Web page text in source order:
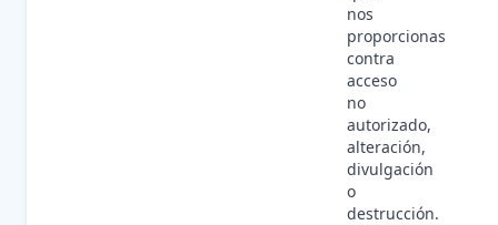
nos
proporcionas
contra
acceso
no
autorizado,
alteración,
divulgación
o
destrucción.